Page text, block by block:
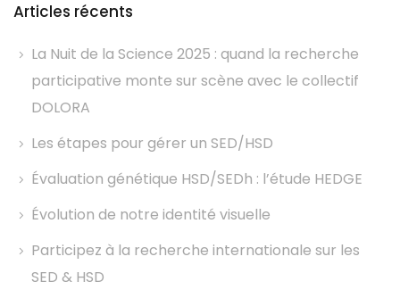
Articles récents
La Nuit de la Science 2025 : quand la recherche
participative monte sur scène avec le collectif
DOLORA
Les étapes pour gérer un SED/HSD
Évaluation génétique HSD/SEDh : l’étude HEDGE
Évolution de notre identité visuelle
Participez à la recherche internationale sur les
SED & HSD